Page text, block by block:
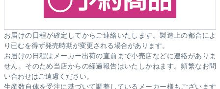
お届けの日程が確定してからご連絡いたします。製造上の都合によ
り已むを得ず発売時期が変更される場合があります。
お届けの日程はメーカー出荷の直前まで小売店などに連絡がありま
せん。そのため当店からの経過報告はいたしかねます。頻繁なお問
い合わせはご遠慮ください。
生産数自体を受注に基づいて調整しているメーカー様もございます